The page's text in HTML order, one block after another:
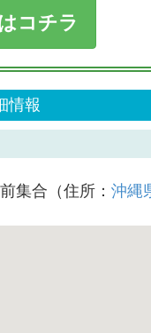
コチラ
情報
集合（住所： 沖縄